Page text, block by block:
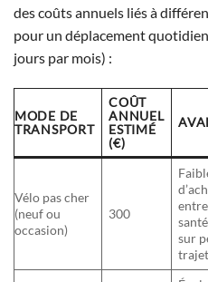
des coûts annuels liés à
pour un déplacement
jours par mois) :
MODE DE
TRANSPORT
COÛT
ANNUEL
ESTIMÉ
(€)
Vélo pas cher
(neuf ou
occasion)
300
sur